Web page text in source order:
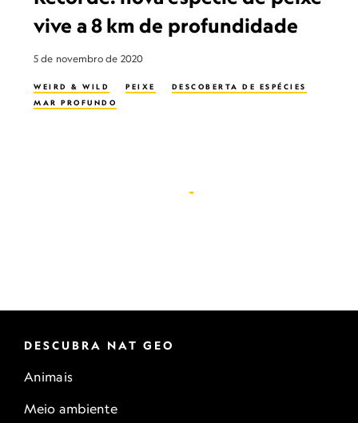
vive a 8 km de profundidade
5 de novembro de 2020
WEIRD & WILD PEIXE
DESCOBERTA DE ESPÉCIES
MAR PROFUNDO
DESCUBRA NAT GEO
Animais
Meio ambiente